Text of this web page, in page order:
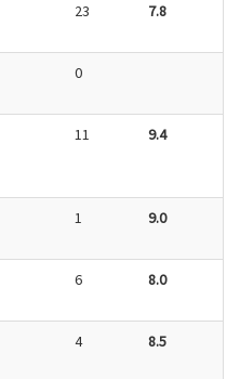
23 7.8
0
11 9.4
1 9.0
6 8.0
4 8.5